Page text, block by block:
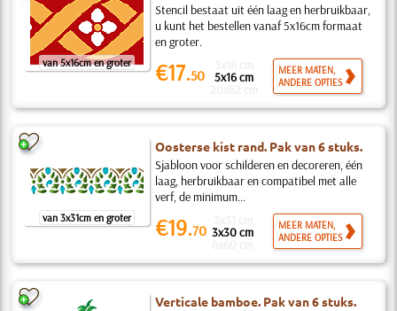
van 5x16cm en groter
Stencil bestaat uit één laag en herbruikbaar,
u kunt het bestellen vanaf 5x16cm formaat
en groter.
€17.50 5x16 cm
MEER MATEN,
ANDERE OPTIES
van 3x31cm en groter
Oosterse kist rand. Pak van 6 stuks.
Sjabloon voor schilderen en decoreren, één
laag, herbruikbaar en compatibel met alle
verf, de minimum...
€19.70 3x30 cm
MEER MATEN,
ANDERE OPTIES
Verticale bamboe. Pak van 6 stuks.